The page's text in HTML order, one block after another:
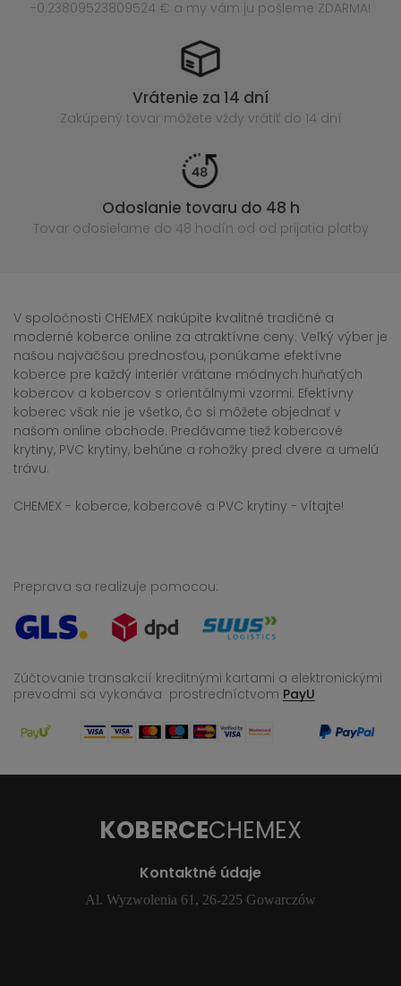
-0.23809523809524 € a my vám ju pošleme ZDARMA!
Vrátenie za 14 dní
Zakúpený tovar môžete vždy vrátiť do 14 dní
Odoslanie tovaru do 48 h
Tovar odosielame do 48 hodín od od prijatia platby
V spoločnosti CHEMEX nakúpite kvalitné tradičné a
moderné koberce online za atraktívne ceny. Veľký výber je
našou najväčšou prednosťou, ponúkame efektívne
koberce pre každý interiér vrátane módnych huňatých
kobercov a kobercov s orientálnymi vzormi. Efektívny
koberec však nie je všetko, čo si môžete objednať v
našom online obchode. Predávame tiež kobercové
krytiny, PVC krytiny, behúne a rohožky pred dvere a umelú
trávu.
CHEMEX - koberce, kobercové a PVC krytiny - vítajte!
Preprava sa realizuje pomocou:
Zúčtovanie transakcií kreditnými kartami a elektronickými
prevodmi sa vykonáva prostredníctvom PayU
KOBERCECHEMEX
Kontaktné údaje
Al. Wyzwolenia 61, 26-225 Gowarczów